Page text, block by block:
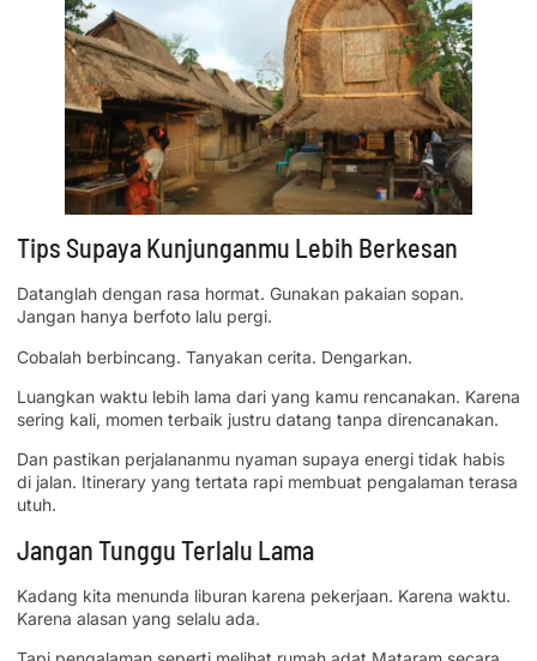
Tips Supaya Kunjunganmu Lebih Berkesan
Datanglah dengan rasa hormat. Gunakan pakaian sopan.
Jangan hanya berfoto lalu pergi.
Cobalah berbincang. Tanyakan cerita. Dengarkan.
Luangkan waktu lebih lama dari yang kamu rencanakan. Karena
sering kali, momen terbaik justru datang tanpa direncanakan.
Dan pastikan perjalananmu nyaman supaya energi tidak habis
di jalan. Itinerary yang tertata rapi membuat pengalaman terasa
utuh.
Jangan Tunggu Terlalu Lama
Kadang kita menunda liburan karena pekerjaan. Karena waktu.
Karena alasan yang selalu ada.